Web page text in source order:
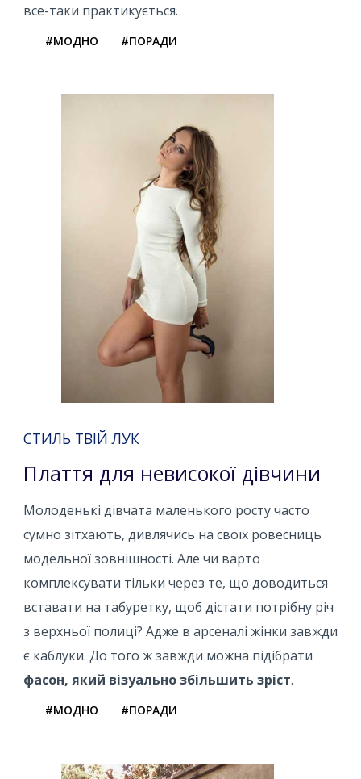
все-таки практикується.
#МОДНО #ПОРАДИ
СТИЛЬ ТВІЙ ЛУК
Плаття для невисокої дівчини
Молоденькі дівчата маленького росту часто
сумно зітхають, дивлячись на своїх ровесниць
модельної зовнішності. Але чи варто
комплексувати тільки через те, що доводиться
вставати на табуретку, щоб дістати потрібну річ
з верхньої полиці? Адже в арсеналі жінки завжди
є каблуки. До того ж завжди можна підібрати
фасон, який візуально збільшить зріст.
#МОДНО #ПОРАДИ